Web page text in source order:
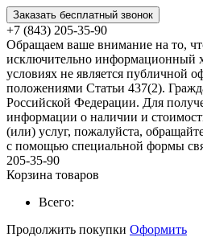
Заказать бесплатный звонок
+7 (843) 205-35-90
Обращаем ваше внимание на то,
исключительно информационный
условиях не является публичной
положениями Статьи 437(2).
Российской Федерации. Для
информации о наличии и
(или) услуг, пожалуйста,
с помощью специальной формы
205-35-90
Корзина товаров
Всего:
Продолжить покупки Оформить